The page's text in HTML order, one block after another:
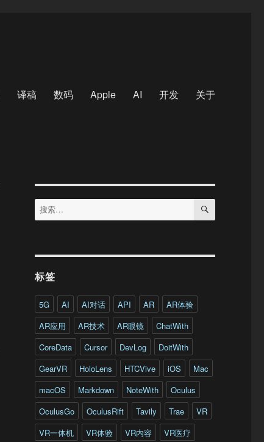
译稿 数码 Apple AI 开发 关于
搜
索：
搜
标签
5G AI AI对话 API AR
AR体验
AR应用
AR技术 AR眼镜
ChatWith
CoreData
Cursor DevLog
DoitWith
GearVR
HoloLens HTCVive iOS
Mac
macOS
Markdown NoteWith
Oculus
OculusGo
OculusRift Tavily Trae
VR
VR一体机
VR体验 VR内容
VR医疗